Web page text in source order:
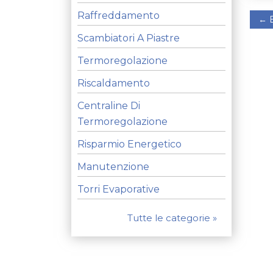
←
Raffreddamento
Scambiatori A Piastre
Termoregolazione
Riscaldamento
Centraline Di
Termoregolazione
Risparmio Energetico
Manutenzione
Torri Evaporative
Tutte le categorie »